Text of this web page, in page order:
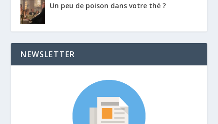
Un peu de poison dans votre thé ?
NEWSLETTER